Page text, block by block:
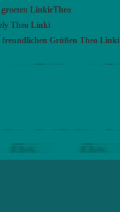
LinkieTheo
Theo Linki
Grüßen Theo Linki